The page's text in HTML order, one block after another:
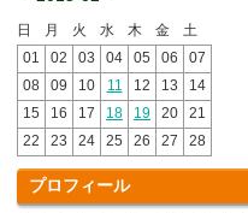
日 月 火 水 木 金
土
01
02 03 04 05 06
07
08
09 10 11 12 13
14
15
16 17 18 19 20
21
22
23 24 25 26 27 28
プロフィール